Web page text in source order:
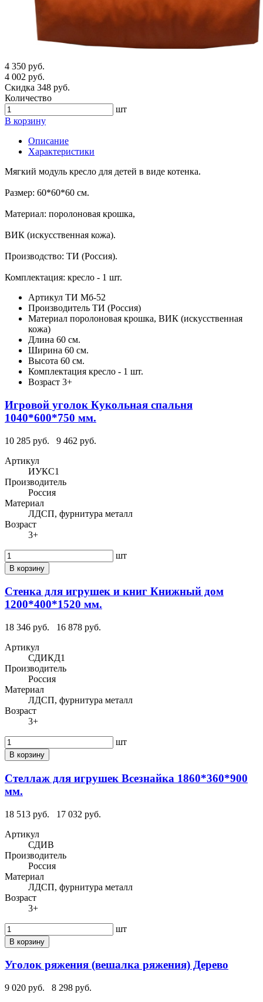
4 350 руб.
4 002 руб.
Скидка 348 руб.
Количество
шт
В корзину
Описание
Характеристики
Мягкий модуль кресло для детей в виде котенка.
Размер: 60*60*60 см.
Материал: поролоновая крошка,
ВИК (искусственная кожа).
Производство: ТИ (Россия).
Комплектация: кресло - 1 шт.
Артикул ТИ Мб-52
Производитель ТИ (Россия)
Материал поролоновая крошка, ВИК (искусственная
кожа)
Длина 60 см.
Ширина 60 см.
Высота 60 см.
Комплектация кресло - 1 шт.
Возраст 3+
Игровой уголок Кукольная спальня
1040*600*750 мм.
10 285 руб.
9 462 руб.
Артикул
ИУКС1
Производитель
Россия
Материал
ЛДСП, фурнитура металл
Возраст
3+
шт
В корзину
Стенка для игрушек и книг Книжный дом
1200*400*1520 мм.
18 346 руб.
16 878 руб.
Артикул
СДИКД1
Производитель
Россия
Материал
ЛДСП, фурнитура металл
Возраст
3+
шт
В корзину
Стеллаж для игрушек Всезнайка 1860*360*900
мм.
18 513 руб.
17 032 руб.
Артикул
СДИВ
Производитель
Россия
Материал
ЛДСП, фурнитура металл
Возраст
3+
шт
В корзину
Уголок ряжения (вешалка ряжения) Дерево
9 020 руб.
8 298 руб.